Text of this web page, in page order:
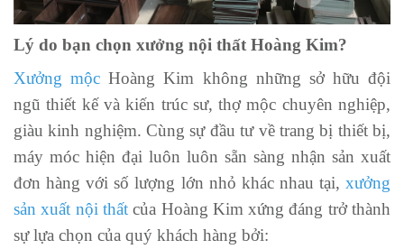
Lý do bạn chọn xưởng nội thất Hoàng Kim?
Xưởng mộc Hoàng Kim không những sở hữu đội
ngũ thiết kế và kiến trúc sư, thợ mộc chuyên nghiệp,
giàu kinh nghiệm. Cùng sự đầu tư về trang bị thiết bị,
máy móc hiện đại luôn luôn sẵn sàng nhận sản xuất
đơn hàng với số lượng lớn nhỏ khác nhau tại, xưởng
sản xuất nội thấtcủa Hoàng Kim xứng đáng trở thành
sự lựa chọn của quý khách hàng bởi: